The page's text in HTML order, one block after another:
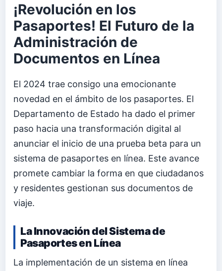
¡Revolución en los
Pasaportes! El Futuro de la
Administración de
Documentos en Línea
El 2024 trae consigo una emocionante
novedad en el ámbito de los pasaportes. El
Departamento de Estado ha dado el primer
paso hacia una transformación digital al
anunciar el inicio de una prueba beta para un
sistema de pasaportes en línea. Este avance
promete cambiar la forma en que ciudadanos
y residentes gestionan sus documentos de
viaje.
La Innovación del Sistema de
Pasaportes en Línea
La implementación de un sistema en línea